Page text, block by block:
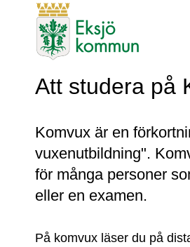
Att studera på
Komvux är en
vuxenutbildning".
för många personer
eller en examen.
På komvux läser du på